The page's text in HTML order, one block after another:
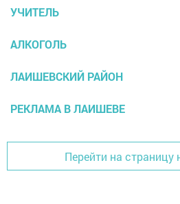
УЧИТЕЛЬ
АЛКОГОЛЬ
ЛАИШЕВСКИЙ РАЙОН
РЕКЛАМА В ЛАИШЕВЕ
Перейти на страницу